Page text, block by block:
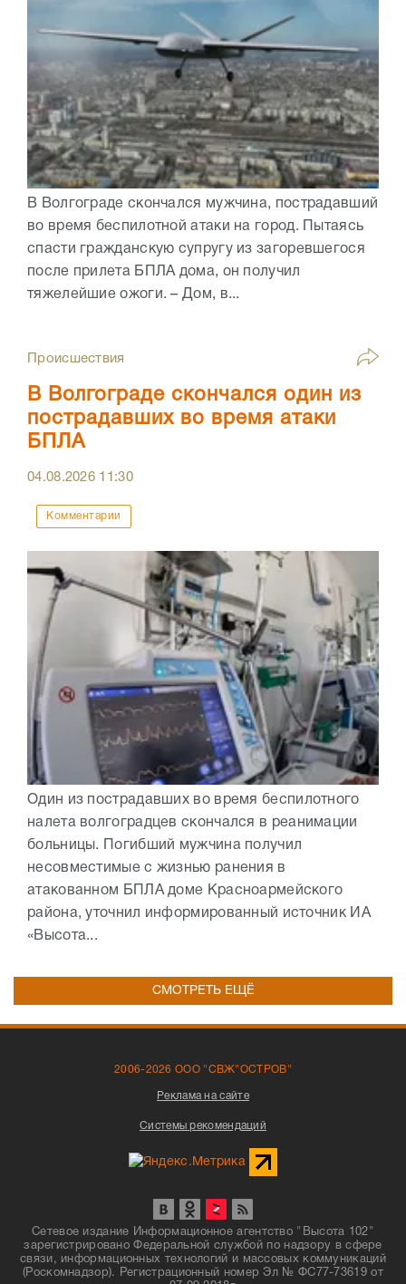
В Волгограде скончался мужчина, пострадавший
во время беспилотной атаки на город. Пытаясь
спасти гражданскую супругу из загоревшегося
после прилета БПЛА дома, он получил
тяжелейшие ожоги. – Дом, в...
Происшествия
В Волгограде скончался один из
пострадавших во время атаки
БПЛА
04.08.2026 11:30
Комментарии
Один из пострадавших во время беспилотного
налета волгоградцев скончался в реанимации
больницы. Погибший мужчина получил
несовместимые с жизнью ранения в
атакованном БПЛА доме Красноармейского
района, уточнил информированный источник ИА
«Высота...
СМОТРЕТЬ ЕЩЁ
2006-2026 ООО "СВЖ"ОСТРОВ"
Реклама на сайте
Системы рекомендаций
Сетевое издание Информационное агентство "Высота 102"
зарегистрировано Федеральной службой по надзору в сфере
связи, информационных технологий и массовых коммуникаций
(Роскомнадзор). Регистрационный номер Эл № ФС77-73619 от